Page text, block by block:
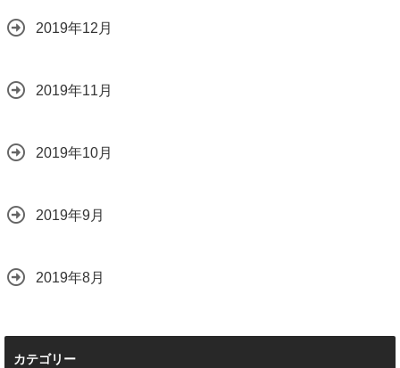
2019年12月
2019年11月
2019年10月
2019年9月
2019年8月
カテゴリー